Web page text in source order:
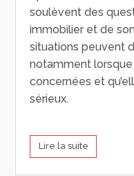
soulèvent des
immobilier et de
situations peuvent
notamment
concernées et
sérieux.
Lire la suite